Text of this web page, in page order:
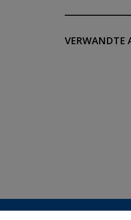
VERWANDTE
KONTAKT MEDIADATEN